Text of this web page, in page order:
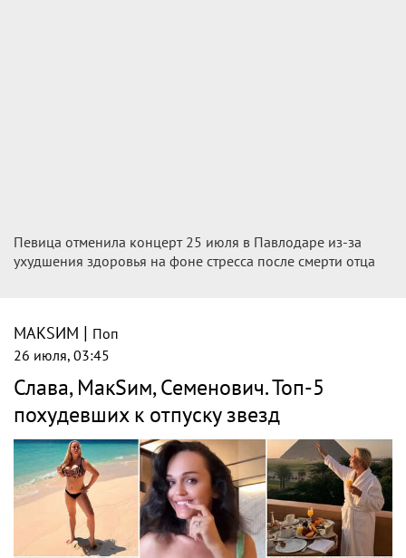
Певица отменила концерт 25 июля в Павлодаре из-за
ухудшения здоровья на фоне стресса после смерти отца
МАКSИМ | Поп
26 июля, 03:45
Слава, МакSим, Семенович. Топ-5
похудевших к отпуску звезд